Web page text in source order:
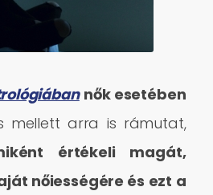
nők esetében
mellett arra is rámutat,
értékeli magát,
nőiességére és ezt a